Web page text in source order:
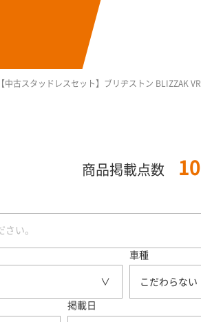
【中古スタッドレスセット】ブリヂストン
商品掲載点数
車種
こだわらない
掲載日